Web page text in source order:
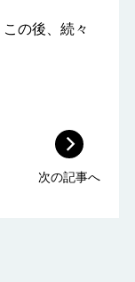
の後、続々
次の記事へ